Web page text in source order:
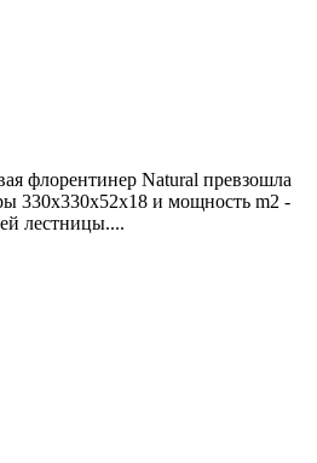
флорентинер Natural превзошла
330х330х52х18 и мощность m2 -
лестницы....